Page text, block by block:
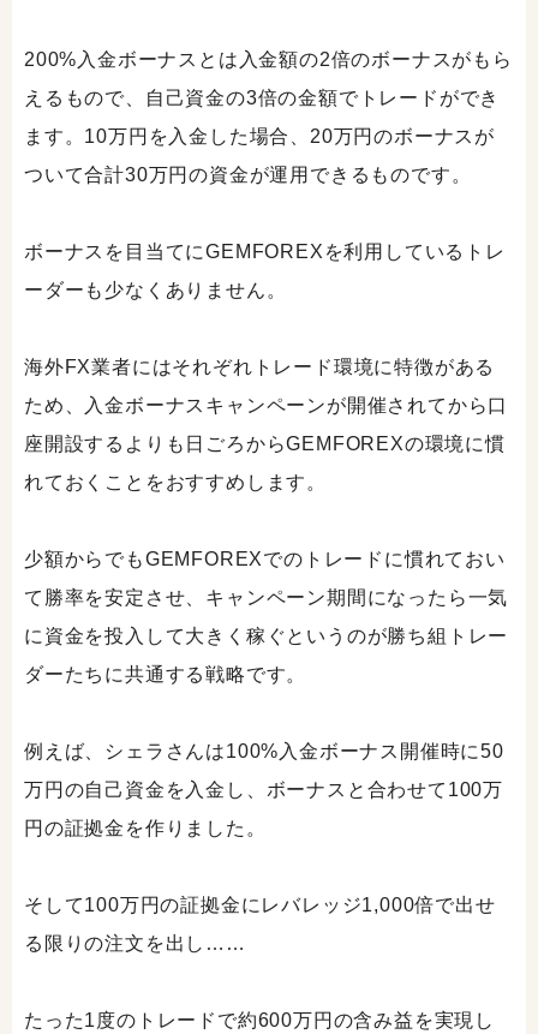
200%入金ボーナスとは入金額の2倍のボーナスがもら
えるもので、自己資金の3倍の金額でトレードができ
ます。10万円を入金した場合、20万円のボーナスが
ついて合計30万円の資金が運用できるものです。
ボーナスを目当てにGEMFOREXを利用しているトレ
ーダーも少なくありません。
海外FX業者にはそれぞれトレード環境に特徴がある
ため、入金ボーナスキャンペーンが開催されてから口
座開設するよりも日ごろからGEMFOREXの環境に慣
れておくことをおすすめします。
少額からでもGEMFOREXでのトレードに慣れておい
て勝率を安定させ、キャンペーン期間になったら一気
に資金を投入して大きく稼ぐというのが勝ち組トレー
ダーたちに共通する戦略です。
例えば、シェラさんは100%入金ボーナス開催時に50
万円の自己資金を入金し、ボーナスと合わせて100万
円の証拠金を作りました。
そして100万円の証拠金にレバレッジ1,000倍で出せ
る限りの注文を出し……
たった1度のトレードで約600万円の含み益を実現し